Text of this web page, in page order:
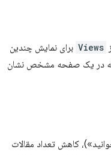
Views برای نمایش چندین
که در یک صفحه مشخص نشان
کاهش تعداد مقالات